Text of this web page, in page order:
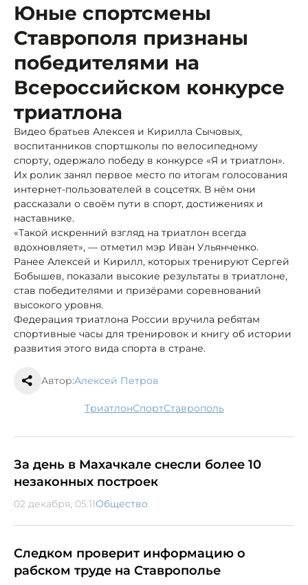
Юные спортсмены
Ставрополя признаны
победителями на
Всероссийском конкурсе
триатлона
Видео братьев Алексея и Кирилла Сычовых,
воспитанников спортшколы по велосипедному
спорту, одержало победу в конкурсе «Я и триатлон».
Их ролик занял первое место по итогам голосования
интернет-пользователей в соцсетях. В нём они
рассказали о своём пути в спорт, достижениях и
наставнике.
«Такой искренний взгляд на триатлон всегда
вдохновляет», — отметил мэр Иван Ульянченко.
Ранее Алексей и Кирилл, которых тренируют Сергей
Бобышев, показали высокие результаты в триатлоне,
став победителями и призёрами соревнований
высокого уровня.
Федерация триатлона России вручила ребятам
спортивные часы для тренировок и книгу об истории
развития этого вида спорта в стране.
Автор:Алексей Петров
триатлон спорт Ставрополь
За день в Махачкале снесли более 10
незаконных построек
02 декабря, 05:11Общество
Следком проверит информацию о
рабском труде на Ставрополье